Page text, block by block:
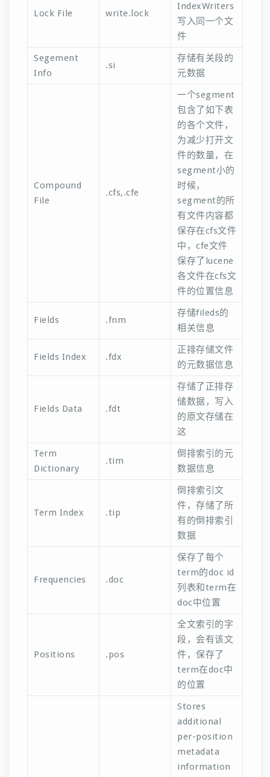
Lock File write.lock
IndexWriters
写入同一个文
件
Segement
Info
.si
存储有关段的
元数据
Compound
File
.cfs,.cfe
一个segment
包含了如下表
的各个文件，
为减少打开文
件的数量，在
segment小的
时候，
segment的所
有文件内容都
保存在cfs文件
中，cfe文件
保存了lucene
各文件在cfs文
件的位置信息
Fields .fnm
存储fileds的
相关信息
Fields Index .fdx
正排存储文件
的元数据信息
Fields Data .fdt
存储了正排存
储数据，写入
的原文存储在
这
Term
Dictionary
.tim
倒排索引的元
数据信息
Term Index .tip
倒排索引文
件，存储了所
有的倒排索引
数据
Frequencies .doc
保存了每个
term的doc id
列表和term在
doc中位置
Positions .pos
全文索引的字
段，会有该文
件，保存了
term在doc中
的位置
Stores
additional
per-position
metadata
information